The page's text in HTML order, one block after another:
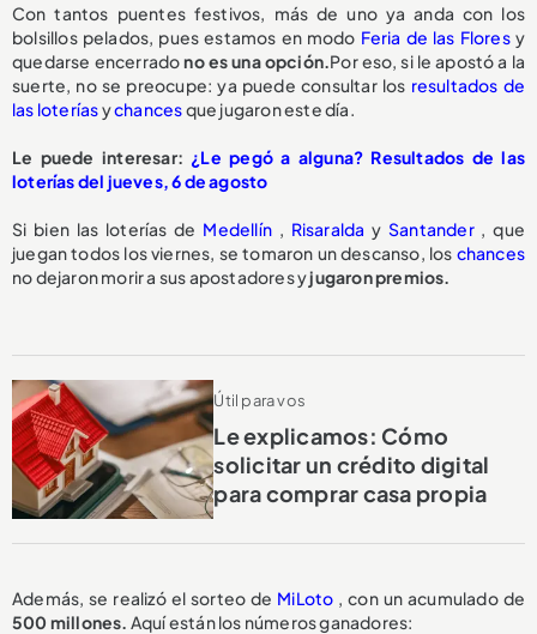
Con tantos puentes festivos, más de uno ya anda con los
bolsillos pelados, pues estamos en modo Feria de las Floresy
quedarse encerradono es una opción.Por eso, si le apostó a la
suerte, no se preocupe: ya puede consultar los resultados de
las loteríasychancesque jugaron este día.
Le puede interesar: ¿Le pegó a alguna? Resultados de las
loterías del jueves, 6 de agosto
Si bien las loterías de Medellín, Risaralda y Santander, que
juegan todos los viernes, se tomaron un descanso, los chances
no dejaron morir a sus apostadores yjugaron premios.
Útil para vos
Le explicamos: Cómo
solicitar un crédito digital
para comprar casa propia
Además, se realizó el sorteo de MiLoto , con un acumulado de
500 millones. Aquí están los números ganadores: